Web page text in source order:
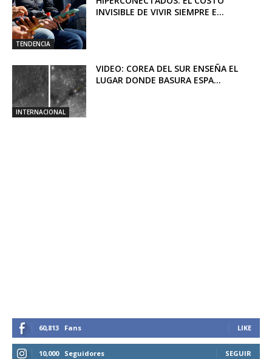
TENDENCIA
INVISIBLE DE VIVIR SIEMPRE E...
INTERNACIONAL
VIDEO: COREA DEL SUR ENSEÑA EL
LUGAR DONDE BASURA ESPA...
60,813 Fans LIKE
10,000 Seguidores SEGUIR